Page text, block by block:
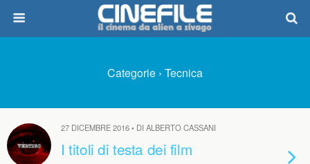
Categorie › Tecnica
27 DICEMBRE 2016 • DI ALBERTO CASSANI
I titoli di testa dei film